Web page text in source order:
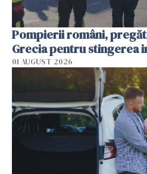
Pompierii români,
Grecia pentru stingerea
01 AUGUST 2026